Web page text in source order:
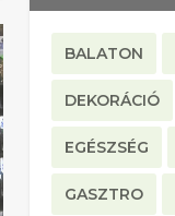
BALATON
DEKORÁCIÓ
EGÉSZSÉG
GASZTRO